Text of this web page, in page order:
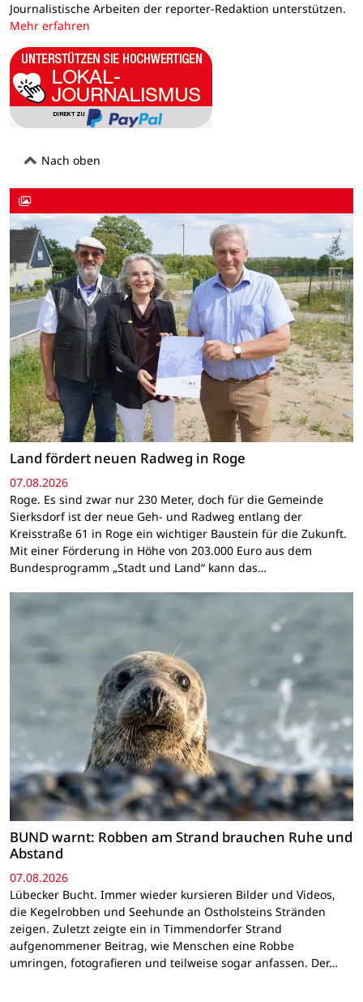
Journalistische Arbeiten der reporter-Redaktion unterstützen.
Mehr erfahren
Nach oben
Land fördert neuen Radweg in Roge
07.08.2026
Roge. Es sind zwar nur 230 Meter, doch für die Gemeinde
Sierksdorf ist der neue Geh- und Radweg entlang der
Kreisstraße 61 in Roge ein wichtiger Baustein für die Zukunft.
Mit einer Förderung in Höhe von 203.000 Euro aus dem
Bundesprogramm „Stadt und Land“ kann das…
BUND warnt: Robben am Strand brauchen Ruhe und
Abstand
07.08.2026
Lübecker Bucht. Immer wieder kursieren Bilder und Videos,
die Kegelrobben und Seehunde an Ostholsteins Stränden
zeigen. Zuletzt zeigte ein in Timmendorfer Strand
aufgenommener Beitrag, wie Menschen eine Robbe
umringen, fotografieren und teilweise sogar anfassen. Der…